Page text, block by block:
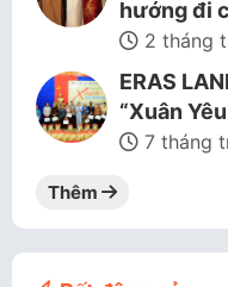
hướng đi
2 tháng
ERAS
“Xuân
7 tháng
Thêm